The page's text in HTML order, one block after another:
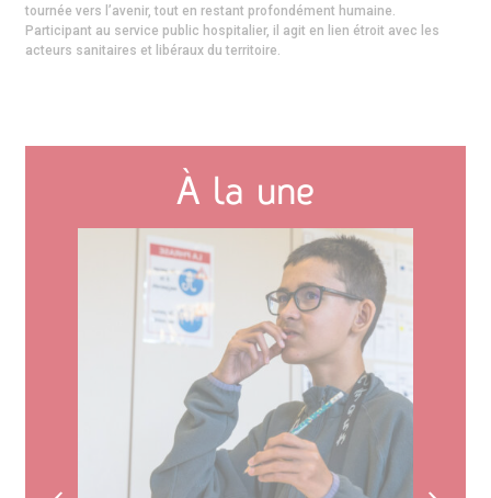
tournée vers l’avenir, tout en restant profondément humaine.
Participant au service public hospitalier, il agit en lien étroit avec les
acteurs sanitaires et libéraux du territoire.
À la une